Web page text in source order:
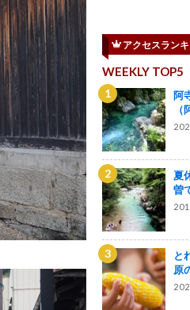
アクセスラン
WEEKLY TOP5
阿
夏
曽
と
原